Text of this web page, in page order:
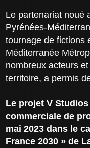
Le partenariat noué
Pyrénées-
tournage de fictions
Méditerranée
nombreux acteurs
territoire, a permis
Le projet V
commerciale de
mai 2023 dans le
France 2030 » de